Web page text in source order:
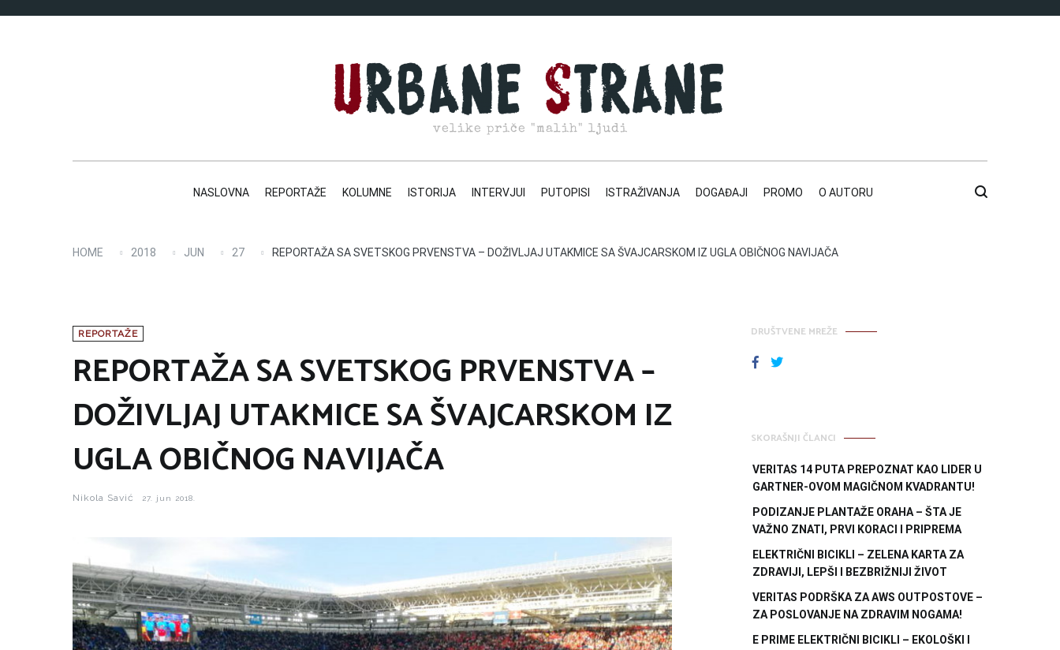
velike priče "malih" ljudi
NASLOVNA REPORTAŽE KOLUMNE ISTORIJA INTERVJUI PUTOPISI ISTRAŽIVANJA DOGAĐAJI PROMO O AUTORU
HOME 2018 JUN 27 REPORTAŽA SA SVETSKOG PRVENSTVA – DOŽIVLJAJ UTAKMICE SA ŠVAJCARSKOM IZ UGLA OBIČNOG NAVIJAČA
REPORTAŽE
REPORTAŽA SA SVETSKOG PRVENSTVA –
DOŽIVLJAJ UTAKMICE SA ŠVAJCARSKOM IZ
UGLA OBIČNOG NAVIJAČA
Nikola Savić 27. jun 2018.
DRUŠTVENE MREŽE
FACEBOOK
TWITTER
SKORAŠNJI ČLANCI
VERITAS 14 PUTA PREPOZNAT KAO LIDER U
GARTNER-OVOM MAGIČNOM KVADRANTU!
PODIZANJE PLANTAŽE ORAHA – ŠTA JE
VAŽNO ZNATI, PRVI KORACI I PRIPREMA
ELEKTRIČNI BICIKLI – ZELENA KARTA ZA
ZDRAVIJI, LEPŠI I BEZBRIŽNIJI ŽIVOT
VERITAS PODRŠKA ZA AWS OUTPOSTOVE –
ZA POSLOVANJE NA ZDRAVIM NOGAMA!
E PRIME ELEKTRIČNI BICIKLI – EKOLOŠKI I